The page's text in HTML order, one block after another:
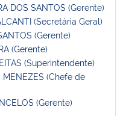
DOS SANTOS (Gerente)
(Secretária Geral)
(Gerente)
(Gerente)
(Superintendente)
MENEZES (Chefe de
(Gerente)